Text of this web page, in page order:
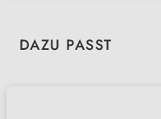
Produktgalerie überspringen
DAZU PASST